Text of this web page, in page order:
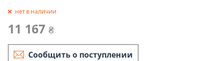
нет в наличии
11 167 ₴
Сообщить о поступлении